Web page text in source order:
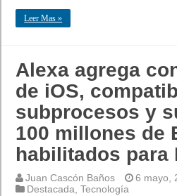
Leer Mas »
Alexa agrega
de iOS,
subprocesos y
100 millones de
habilitados para
Juan Cascón Baños
6 mayo,
Destacada ,Tecnología